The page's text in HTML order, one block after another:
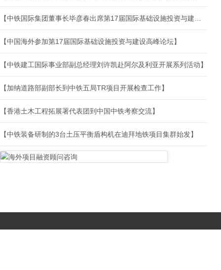
【中国海外参加第17届国际基础设施投资与建设高峰论坛】
【中铁建工国际事业部副总经理刘许凯赴阿尔及利亚开展系列活动】
【加纳道路部副部长到中铁五局TR项目开展检查工作】
【香港土木工程拓展署代表团到中国中铁考察交流】
【中铁装备研制的3台土压平衡盾构机在迪拜地铁项目集群始发】